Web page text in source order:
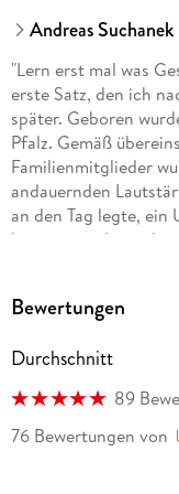
Andreas Suchanek
"Lern erst mal was
erste Satz, den ich
später. Geboren
Pfalz. Gemäß
Familienmitglieder
andauernden
an den Tag legte, ein
können wir ihn nicht
Glücklicherweise galt
Natürlich verrate ich
zum einen den
bleibt dann nichts
Bewertungen
Durchschnitt
89
76 Bewertungen von